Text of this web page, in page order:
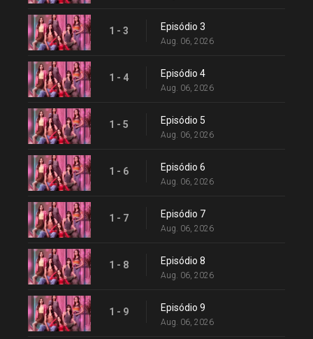
1 - 3 Episódio 3
Aug. 06, 2026
1 - 4 Episódio 4
Aug. 06, 2026
1 - 5 Episódio 5
Aug. 06, 2026
1 - 6 Episódio 6
Aug. 06, 2026
1 - 7 Episódio 7
Aug. 06, 2026
1 - 8 Episódio 8
Aug. 06, 2026
1 - 9 Episódio 9
Aug. 06, 2026